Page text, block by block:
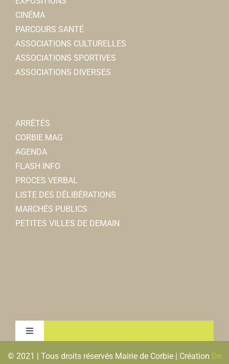
CINÉMA
PARCOURS SANTÉ
ASSOCIATIONS CULTURELLES
ASSOCIATIONS SPORTIVES
ASSOCIATIONS DIVERSES
ARRÊTÉS
CORBIE MAG
AGENDA
FLASH INFO
PROCES VERBAL
LISTE DES DÉLIBÉRATIONS
MARCHÉS PUBLICS
PETITES VILLES DE DEMAIN
Toggle
MENTIONS LEGALES & RGPD
© 2021 | Tous droits réservés Mairie de Corbie | Création Dn